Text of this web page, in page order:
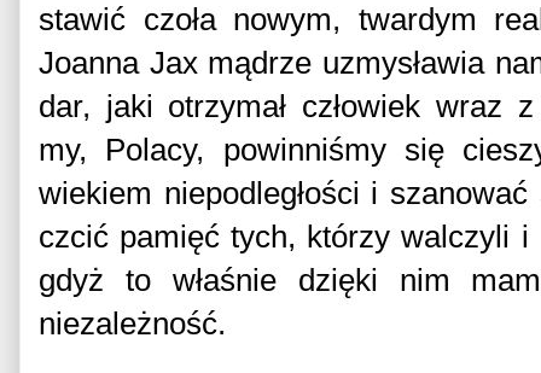
stawić czoła nowym, twardym
Joanna Jax mądrze uzmysławia
dar, jaki otrzymał człowiek wraz
my, Polacy, powinniśmy się
wiekiem niepodległości i
czcić pamięć tych, którzy walczyli
gdyż to właśnie dzięki nim
niezależność.